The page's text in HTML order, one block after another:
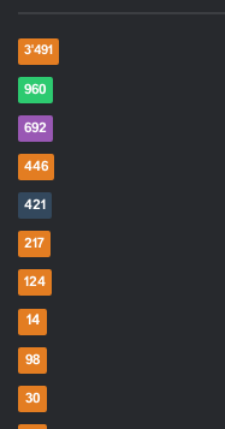
3٬491
960
692
446
421
217
124
14
98
30